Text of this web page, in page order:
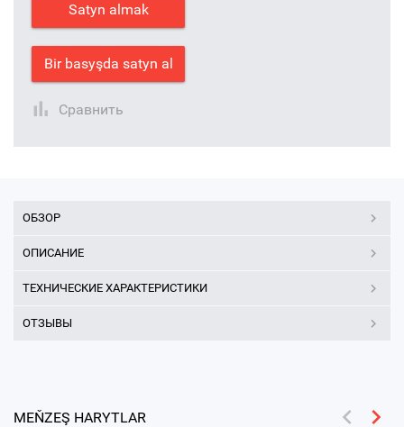
Satyn almak
Bir basyşda satyn al
Сравнить
ОБЗОР
ОПИСАНИЕ
ТЕХНИЧЕСКИЕ ХАРАКТЕРИСТИКИ
ОТЗЫВЫ
MEŇZEŞ HARYTLAR